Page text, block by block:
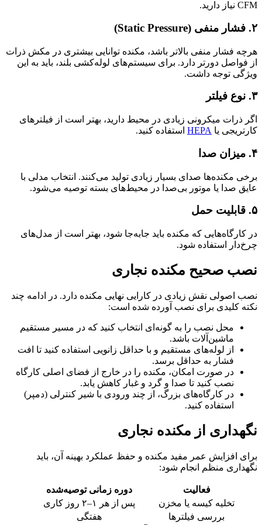
CFM نیاز دارید.
۲. فشار منفی (Static Pressure)
هرچه فشار منفی بالاتر باشد، مکنده توانایی بیشتری در مکش ذرات
از فواصل دورتر دارد. برای سیستم‌های لوله‌کشی بلند، باید به این
ویژگی توجه داشت.
۳. نوع فیلتر
اگر ذرات میکرونی زیادی در محیط دارید، بهتر است از فیلترهای
کارتریجی یا HEPA استفاده کنید.
۴. میزان صدا
برخی مکنده‌ها صدای بسیار زیادی تولید می‌کنند. انتخاب مدلی با
عایق صدا یا موتور بی‌صدا در محیط‌های بسته توصیه می‌شود.
۵. قابلیت حمل
در کارگاه‌هایی که مکنده باید جابه‌جا شود، بهتر است از مدل‌های
چرخ‌دار استفاده شود.
نصب صحیح مکنده نجاری
نصب اصولی نقش زیادی در کارایی نهایی مکنده دارد. در ادامه چند
نکته کلیدی برای نصب آورده شده است:
محل نصب را به گونه‌ای انتخاب کنید که در مسیر مستقیم
ماشین‌آلات باشد.
از لوله‌های مستقیم و با حداقل زانویی استفاده کنید تا افت
فشار به حداقل برسد.
در صورت امکان، مکنده را در خارج از فضای اصلی کارگاه
نصب کنید تا صدا و گرد و غبار کاهش یابد.
در کارگاه‌های بزرگ، از چند ورودی با شیر کنترلی (دمپر)
استفاده کنید.
نگهداری از مکنده نجاری
برای افزایش عمر مفید مکنده و حفظ عملکرد بهینه آن، باید
نگهداری منظم انجام شود:
فعالیت
دوره زمانی توصیه‌شده
تخلیه کیسه یا مخزن
پس از هر ۱–۲ روز کاری
بررسی فیلترها
هفتگی